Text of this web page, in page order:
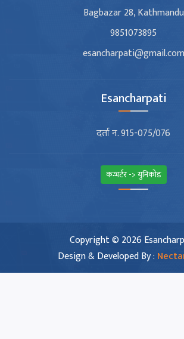
Bagbazar 28, Kathmandu
9851073895
esancharpati@gmail.com
Esancharpati
दर्ता न. 915-075/076
कन्भर्टर -> युनिकोड
Copyright © 2026
Design & Developed By :